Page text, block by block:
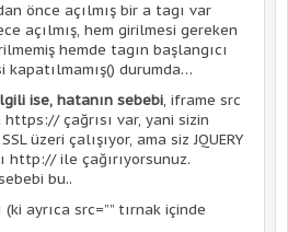
önce açılmış bir a tagı var
açılmış, hem girilmesi gereken
hemde tagın başlangıcı
kapatılmamış() durumda…
ise, hatanın sebebi, iframe src
https:// çağrısı var, yani sizin
üzeri çalışıyor, ama siz JQUERY
http:// ile çağırıyorsunuz.
bu..
(ki ayrıca src=”” tırnak içinde